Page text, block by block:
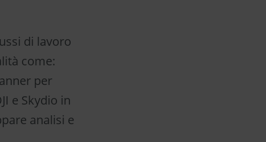
di lavoro
come:
per
e Skydio in
analisi e